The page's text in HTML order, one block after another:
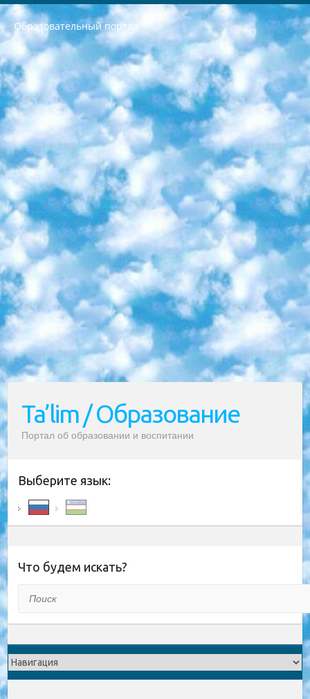
Образовательный портал
РЕСПУБЛИКА УЗБЕКИСТАН МИНИСТРЕРСТВО ДОШКОЛЬНОГО И ШКОЛЬНОГО ОБРАЗОВАНИЯ КОМАНДА в общеобразовательных учреждениях в 2023-2024 учебном году организация и проведение итоговой государственной аттестации обучающихся о Министра дошкольного и школьного образования Республики Узбекистан от 4 марта 2008 года (постановлением Минюста от 20 марта 2008 года № 1778 государственной регистрации) «Итоговое состояние учащихся общего среднего образования на основании положения об утверждении положения об аттестации общего среднего образования выпускной экзамен студентов в образовательных учреждениях в 2023-2024 учебном году В целях организации и прохождения аттестации приказываю: 1. Следующее: перечень предметов, по которым будет проводиться итоговая государственная аттестация и экзамен формы перевода согласно приложению 1; сертификаты международного образца, оценивающие уровень владения иностранными языками перечень согласно приложению 2; 2. Педагогический при специализированных образовательных учреждениях. научно-практический центр квалификации и международной оценки (Д.Давидова) 2024 г. До 25 марта: задания по предметам, по которым будет проводиться итоговая аттестация разработка и утверждение технических условий; итоговая аттестация на основании разработанного предметного задания разработка вопросов по предметам (устно и письменно), экзамен передача; общеобразовательные средние школы и специальные учебные заведения учащиеся выпускных классов школ и интернатов в агентской системе подготовка базы данных экзаменационных материалов и критериев оценки; перевод базы экзаменационных материалов на все языки обучения подать в Республиканский образовательный центр для изготовления; варианты экзаменов на основе разработанных контрольных материалов пусть будут поставлены задачи формирования. 3. Республиканский образовательный центр (Ш.Худайкулов) до 5 апреля 2024 года. до: база данных предоставленных экзаменационных материалов на все языки обучения перевод и экспертиза; для слепых, слабовидящих, глухих, слабослышащих и умственно отсталых детей учащиеся выпускных классов специализированных школ и школ-интернатов база данных экзаменационных материалов на всех преподаваемых языках подготовка критериев оценки; специализированные школы для умственно отсталых детей и технологии для учащихся выпускных классов школ-интернатов разработка соответствующих рекомендаций и критериев проведения ЕГЭ по естествознанию давать задания. 4. Педагогический при специализированных образовательных учреждениях. Научно-практический центр навыков и международной оценки (Д.Давидова), Республика образовательный центр (Худайкулов Ш.) итоговый государственный аттестационный экзамен ориентирован на творческое и логическое мышление при подготовке базы материалов учитывать введение заданий. 5. Следует отметить, что: сертификат государственного образца о знании общеобразовательного предмета и как минимум национальный уровень B1 по предметам на иностранных языках, указанным в Приложении 2. или международно признанный сертификат эквивалентного уровня студенты, изучающие определенный предмет, освобождаются от экзамена; по соответствующим предметам запланирована итоговая государственная аттестация за день до дня, путем жеребьевки Рабочей группой (в письменной форме по предметам, проводимым в форме) из числа сформированных вариантов выбрано 2 варианта; 2 выбранных варианта экзамена анонсированы на официальном сайте министерства и все выпускники по всей стране на основе этих вариантов проводит итоговую государственную аттестацию. 6. Государственное образование учащихся средних общеобразовательных учреждений. знания в соответствии с квалификационными требованиями, которые необходимо приобрести на основании стандартов итоговый (выпускной) контроль для 9 и 11 классов в целях тестирования Экзамены (далее – экзамены) состоят из предметов, перечисленных в приложении 1. будет сделано. 7. Экзамены пройдут с 26 мая по 15 июня 2024 г. (кроме науки физического воспитания). 8. Физическая для учащихся 9 классов общесредних образовательных учреждений. Экзамены по предмету «Образование, квалификация медицина» 1-6 мая 2024 года. сотрудники перевести под присмотр (с отклонениями в физическом или умственном развитии) специализированная школа для детей, школы-интернаты и со сколиозом школы-интернаты санаторного типа для больных детей исключены). 9. Он был слепым, слабовидящим и имел нарушения опорно-двигательного аппарата. экзамены в специализированных школах и интернатах для детей должны проводиться исходя из требований, предъявляемых к общеобразовательным учреждениям (физкультура кроме науки). 10. Специализированная школа для глухих и слабослышащих детей. и экзамены в интернатах и быть реализован в виде письменного теста по математике. 11. Специальность для умственно отсталых детей. Для 9 класса Родной язык и литературное письмо Государственный язык (язык обучения – узбекский). для неклассов) написано Математическое письмо Письменная/устная история Узбекистана Физическое воспитание практично Итоговый контроль Для 11 класса Написание родного языка и литературы (эссе) Математическое письмо Узбекский язык (обучение на узбекском языке) не посещающее общее среднее образование для учреждений)/Образовательное учреждение выбор письменный и устный Иностранный язык письменный/устный Письменная/устная история Узбекистана *По выбору студента:  Химия  Физика  Основы государственного права  География 10 бесплатных образовательных ресурсов - Мы составили подборку онлайн-проектов с интерактивными упражнениями, видеолекциями и статьями. Они помогут вам обрести новые и освежить старые знания бесплатно. 1. «ИНТУИТ» Старейшая образовательная площадка Рунета. Здесь вы найдёте сотни текстовых и видеокурсов на десятки различных тем — от программирования до психологии. Многие курсы подготовлены российскими университетами и крупными международными компаниями вроде Intel и Microsoft. Самостоятельное обучение бесплатное, но желающие могут оплатить услуги персональных наставников. 2. «Смартия» знакомит с актуальными профессиями и подсказывает, как им обучаться. Выбрав заинтересовавшую вас специальность — SMM-специалист, фотограф, веб-дизайнер или другую, — увидите список необходимых для неё умений. Чтобы вы могли освоить их самостоятельно, для каждого умения площадка отображает подборку ссылок на учебные материалы. Хотя «Смартия» ориентируется на русскоязычную аудиторию, часть контента всё же доступна только на английском. 3. «Лекторий Физтеха» Проект Московского физико-технического института (Физтеха). С его помощью вы можете смотреть онлайн серии лекций, записанные на видео в этом вузе. В числе доступных предметов — физика, биология, химия, информационные технологии и другие. К некоторым лекциям администрация ресурса прилагает готовые конспекты, которые можно скачивать в PDF-формате. 4. ITMOcourses Онлайн-площадка Санкт-Петербургского национального исследовательского университета информационных технологий, механики и оптики (ИТМО). Ресурс предоставляет свободный доступ к курсам, разработанным в этом вузе. Каталог материалов разбит на четыре категории: «Оптические системы и технологии», «Приборостроение и робототехника», «Информационные технологии» и «Биотехнологии». Курсы состоят из видеолекций, интерактивных демонстраций и заданий. 5. «КиберЛенинка» Электронная научная библиотека открытого доступа. Каталог площадки регулярно обрастает текстами статей из различных научных изданий. Сгруппированные по журналам и рубрикам публикации можно читать онлайн или скачивать целиком в PDF-формате. Проект нацелен на популяризацию науки за счёт открытого доступа к качественной информации. 6. «ПостНаука» На этом ресурсе публикуют подборки видеолекций, составленные экспертами из разных отраслей и объединённые общими темами. Среди них, к примеру, есть серии «Биоинформатика и геномика», «Культура средневековой Скандинавии» и Cinema Studies о теории кино. Каждая подборка лекций — логически связанная история, рассказанная экспертом от первого лица. Кроме того, на сайте появляются научно-образовательные статьи и тесты на разные темы. 7. «Newочём» Команда проекта «Newочём» отбирает самые интересные тексты из англоязычных СМИ и переводит те из них, за которые голосуют участники сообщества «ВКонтакте». По большей части это научно-популярные статьи. Редакторы придумывают лишь заголовки, в остальном содержание переводов соответствует оригиналам. Полные тексты можно читать прямо в социальной сети. 8. InternetUrok Онлайн-база материалов по основным дисциплинам школьной программы. Информация на сайте структурирована по классам, предметам и темам (урокам). Каждый урок состоит из видеолекций и конспектов. Есть также интерактивные тренажёры и тесты для закрепления пройденного материала. Даже если вы давно окончили школу, возможность повторить программу старших классов всегда может пригодиться. 9. Edutainme Ещё один ресурс об образовании. В отличие от Newtonew, как мне кажется, Edutainme больше ориентируется на представителей индустрии: педагогов, предпринимателей, разработчиков образовательных проектов. Но и любой, кто просто стремится к саморазвитию, найдёт на сайте много полезного и интересного для себя. Например, информацию о новых курсах и образовательных сервисах. 10. Newtonew Онлайн-медиа об образовании и обучении в широком смысле. Авторы Newtonew пишут об инструментах, заведениях, тактиках и стратегиях, которые помогают учить других и получать новые знания самостоятельно. На этой площадке вы найдёте новости, обзоры, аналитические мат
Ta’lim / Образование
Портал об образовании и воспитании
Выберите язык:
Что будем искать?